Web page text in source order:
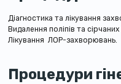
Діагностика та лікування
Видалення поліпів та
Лікування ЛОР-захворювань.
Процедури